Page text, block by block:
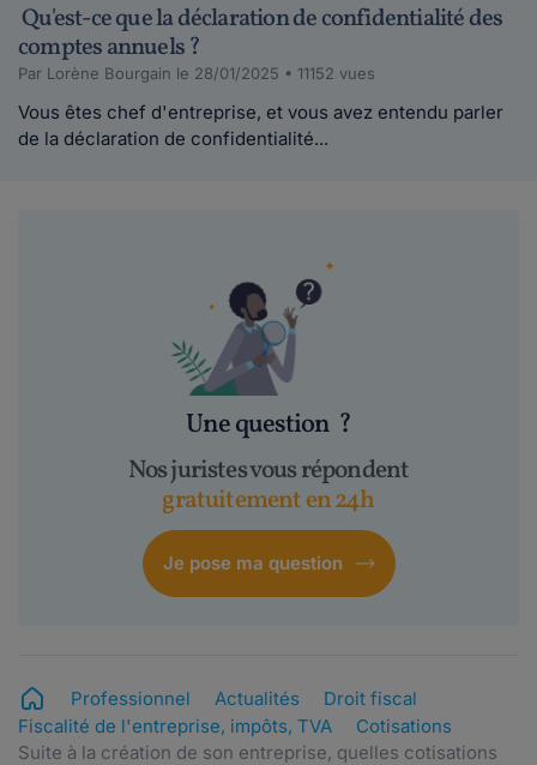
Qu'est-ce que la déclaration de confidentialité des
comptes annuels ?
Par Lorène Bourgain le 28/01/2025 • 11152 vues
Vous êtes chef d'entreprise, et vous avez entendu parler
de la déclaration de confidentialité...
Une question ?
Nos juristes vous répondent
gratuitement en 24h
Je pose ma question
Professionnel Actualités
Droit fiscal
Fiscalité de l'entreprise, impôts, TVA
Cotisations
Suite à la création de son entreprise, quelles cotisations